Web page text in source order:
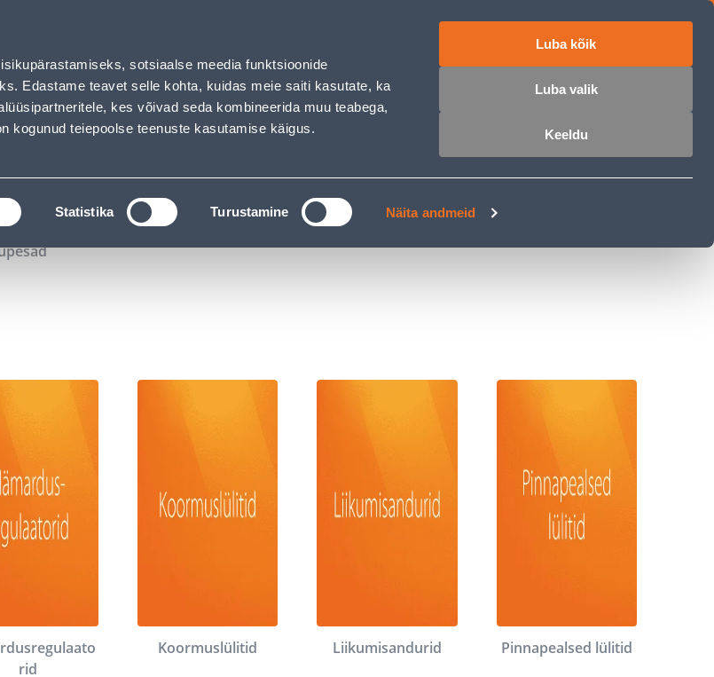
sotsiaalse meedia funktsioonide
Edastame teavet selle kohta, kuidas meie saiti kasutate, ka
kes võivad seda kombineerida muu teabega,
kogunud teiepoolse teenuste kasutamise käigus.
Statistika Turustamine Näita andmeid
Luba kõik
Luba valik
Keeldu
Karjäärileht
OTSI Logi sisse
TÖÖRIISTALAENUTUS JÄRELMAKS
rid
Koormuslülitid Liikumisandurid Pinnapealsed lülitid